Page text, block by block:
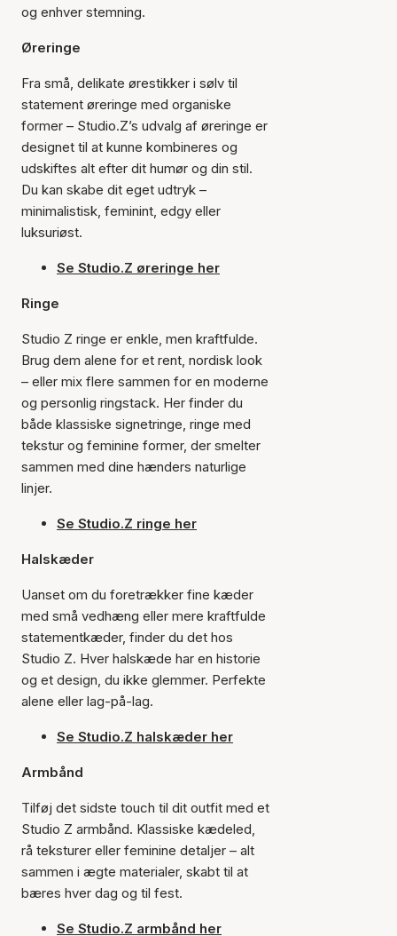
og enhver stemning.
Øreringe
Fra små, delikate ørestikker i sølv til
statement øreringe med organiske
former – Studio.Z’s udvalg af øreringe er
designet til at kunne kombineres og
udskiftes alt efter dit humør og din stil.
Du kan skabe dit eget udtryk –
minimalistisk, feminint, edgy eller
luksuriøst.
Se Studio.Z øreringe her
Ringe
Studio Z ringe er enkle, men kraftfulde.
Brug dem alene for et rent, nordisk look
– eller mix flere sammen for en moderne
og personlig ringstack. Her finder du
både klassiske signetringe, ringe med
tekstur og feminine former, der smelter
sammen med dine hænders naturlige
linjer.
Se Studio.Z ringe her
Halskæder
Uanset om du foretrækker fine kæder
med små vedhæng eller mere kraftfulde
statementkæder, finder du det hos
Studio Z. Hver halskæde har en historie
og et design, du ikke glemmer. Perfekte
alene eller lag-på-lag.
Se Studio.Z halskæder her
Armbånd
Tilføj det sidste touch til dit outfit med et
Studio Z armbånd. Klassiske kædeled,
rå teksturer eller feminine detaljer – alt
sammen i ægte materialer, skabt til at
bæres hver dag og til fest.
Se Studio.Z armbånd her